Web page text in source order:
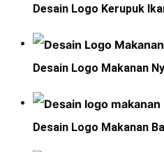
Desain Logo Kerupuk
Desain Logo Makanan
Desain Logo Makanan